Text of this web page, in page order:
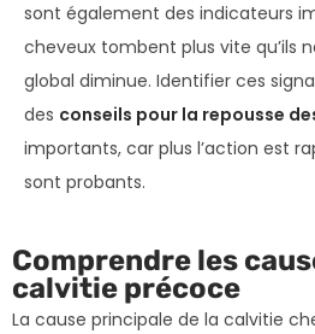
sont également des indicateurs
cheveux tombent plus vite qu’ils
global diminue. Identifier ces
des conseils pour la repousse
importants, car plus l’action est
sont probants.
Comprendre les
calvitie précoce
La cause principale de la calvitie